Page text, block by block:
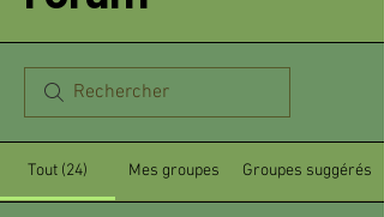
Tout (24) Mes groupes Groupes suggérés